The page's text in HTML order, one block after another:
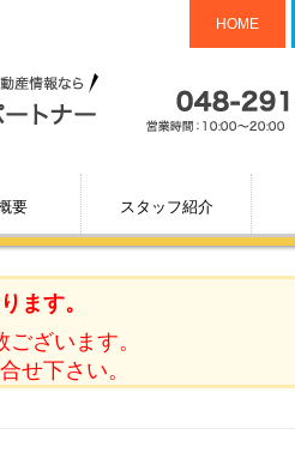
HOME
要 スタッフ紹介
ます。
ざいます。
せ下さい。